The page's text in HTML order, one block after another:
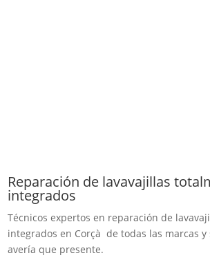
Reparación de lavavajillas
integrados
Técnicos expertos en reparación de
integrados en Corçà de todas las marcas y
avería que presente.